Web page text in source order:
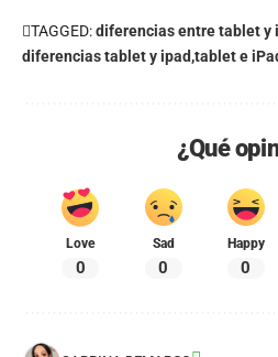
TAGGED:diferencias entre tablet y
diferencias tablet y ipad tablet e
¿Qué
Love
0
Sad
0
Happy
0